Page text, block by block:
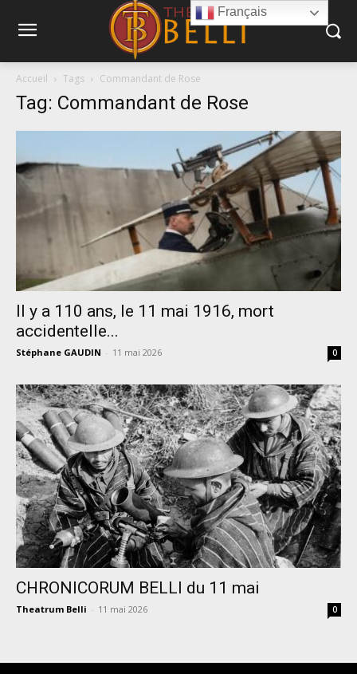
Accueil Tags Commandant de Rose
Tag: Commandant de Rose
Il y a 110 ans, le 11 mai 1916, mort
accidentelle...
Stéphane GAUDIN - 11 mai 2026 0
CHRONICORUM BELLI du 11 mai
Theatrum Belli - 11 mai 2026 0
Français